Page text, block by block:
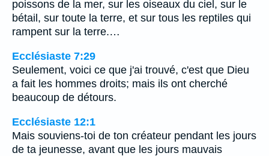
poissons de la mer, sur les oiseaux du ciel, sur le
bétail, sur toute la terre, et sur tous les reptiles qui
rampent sur la terre.…
Ecclésiaste 7:29
Seulement, voici ce que j'ai trouvé, c'est que Dieu
a fait les hommes droits; mais ils ont cherché
beaucoup de détours.
Ecclésiaste 12:1
Mais souviens-toi de ton créateur pendant les jours
de ta jeunesse, avant que les jours mauvais